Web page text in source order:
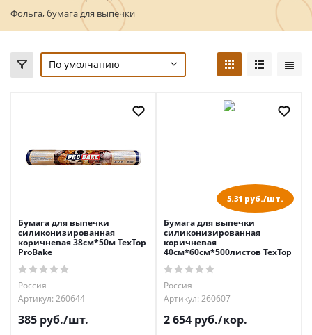
Фольга, бумага для выпечки
По умолчанию
Бумага для выпечки
силиконизированная
коричневая 38см*50м TexTop
ProBake
Россия
Артикул: 260644
385 руб./шт.
5.31 руб./шт.
Бумага для выпечки
силиконизированная
коричневая
40см*60см*500листов TexTop
Россия
Артикул: 260607
2 654 руб./кор.